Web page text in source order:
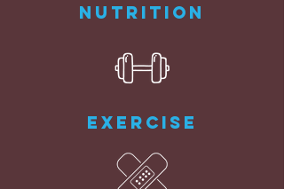
NUTRITION
EXERCISE